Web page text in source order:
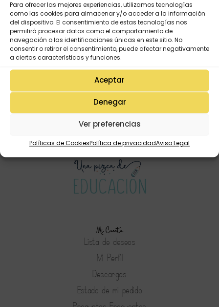
Para ofrecer las mejores experiencias, utilizamos tecnologías
como las cookies para almacenar y/o acceder a la información
del dispositivo. El consentimiento de estas tecnologías nos
permitirá procesar datos como el comportamiento de
navegación o las identificaciones únicas en este sitio. No
consentir o retirar el consentimiento, puede afectar negativamente
a ciertas características y funciones.
Aceptar
Denegar
Ver preferencias
Políticas de CookiesPolítica de privacidadAviso Legal
Mi Cuenta
Lista de deseos
Mi Perfil
Descargas
Estado de mi pedido